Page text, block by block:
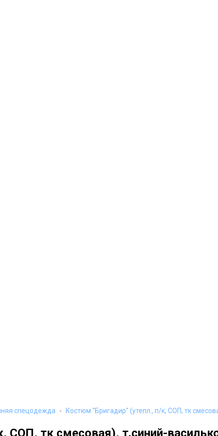
спецодежда Костюм "Бригадир" (утепл., п/к, СОП, тк
СОП, тк смесовая), т.синий-